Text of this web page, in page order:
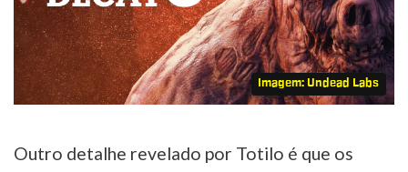
Imagem: Undead Labs
Outro detalhe revelado por Totilo é que os